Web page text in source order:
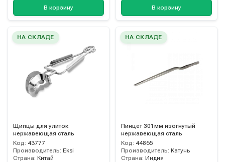
В корзину В корзину
НА СКЛАДЕ
Щипцы для улиток
нержавеющая сталь
Код: 43777
Производитель: Eksi
Страна: Китай
НА СКЛАДЕ
Пинцет 301мм изогнутый
нержавеющая сталь
Код: 44865
Производитель: Катунь
Страна: Индия